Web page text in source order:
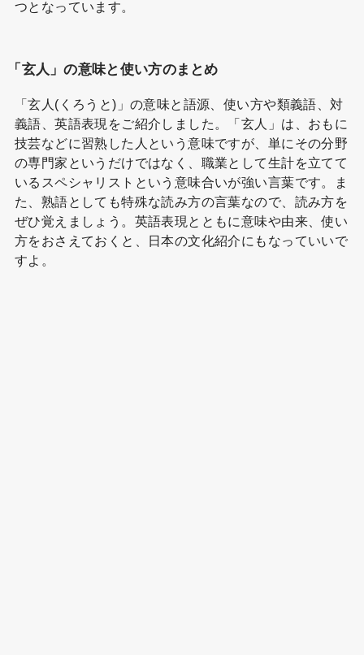
つとなっています。
「玄人」の意味と使い方のまとめ
「玄人(くろうと)」の意味と語源、使い方や類義語、対
義語、英語表現をご紹介しました。「玄人」は、おもに
技芸などに習熟した人という意味ですが、単にその分野
の専門家というだけではなく、職業として生計を立てて
いるスペシャリストという意味合いが強い言葉です。ま
た、熟語としても特殊な読み方の言葉なので、読み方を
ぜひ覚えましょう。英語表現とともに意味や由来、使い
方をおさえておくと、日本の文化紹介にもなっていいで
すよ。